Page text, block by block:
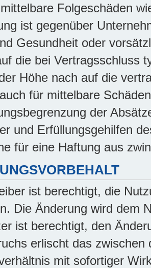
Folgeschäden
ist gegenüber
Gesundheit oder
die bei Vertragsschluss
Höhe nach auf die
für mittelbare
der
und Erfüllungsgehilfen
für eine Haftung aus
ist berechtigt, die
Die Änderung wird dem
ist berechtigt, den
erlischt das
mit sofortiger